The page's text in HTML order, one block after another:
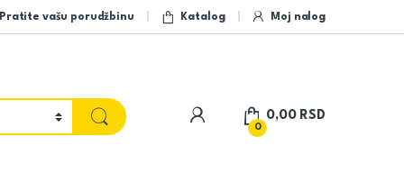
Pratite vašu porudžbinu Katalog Moj nalog
My Account
0
0,00 RSD